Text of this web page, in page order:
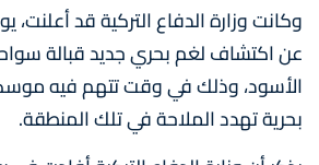
وكانت وزارة الدفاع التركية قد أعلنت،
عن اكتشاف لغم بحري جديد قبالة
الأسود، وذلك في وقت تتهم فيه
بحرية تهدد الملاحة في تلك المنطقة.